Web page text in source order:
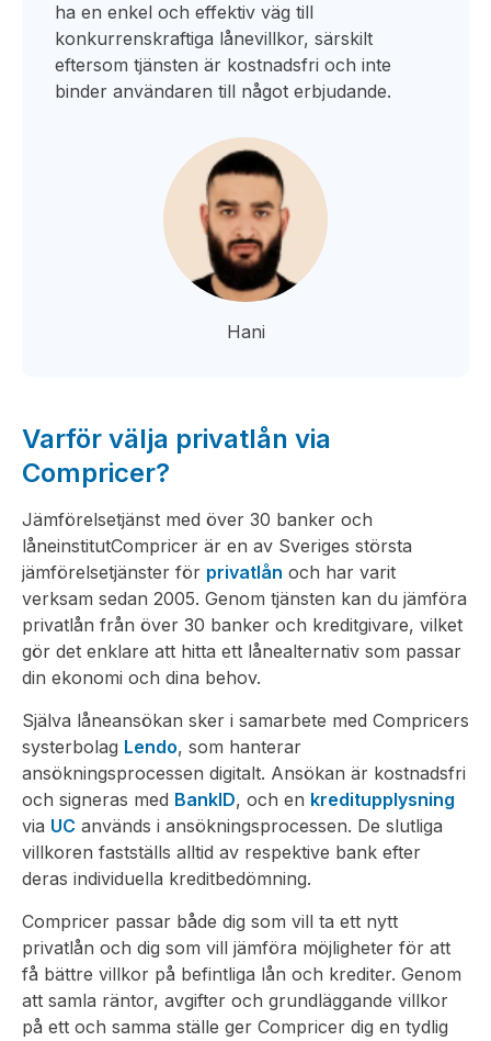
ha en enkel och effektiv väg till
konkurrenskraftiga lånevillkor, särskilt
eftersom tjänsten är kostnadsfri och inte
binder användaren till något erbjudande.
Hani
Varför välja privatlån via
Compricer?
Jämförelsetjänst med över 30 banker och
låneinstitutCompricer är en av Sveriges största
jämförelsetjänster för privatlån och har varit
verksam sedan 2005. Genom tjänsten kan du jämföra
privatlån från över 30 banker och kreditgivare, vilket
gör det enklare att hitta ett lånealternativ som passar
din ekonomi och dina behov.
Själva låneansökan sker i samarbete med Compricers
systerbolag Lendo, som hanterar
ansökningsprocessen digitalt. Ansökan är kostnadsfri
och signeras med BankID, och en kreditupplysning
via UC används i ansökningsprocessen. De slutliga
villkoren fastställs alltid av respektive bank efter
deras individuella kreditbedömning.
Compricer passar både dig som vill ta ett nytt
privatlån och dig som vill jämföra möjligheter för att
få bättre villkor på befintliga lån och krediter. Genom
att samla räntor, avgifter och grundläggande villkor
på ett och samma ställe ger Compricer dig en tydlig